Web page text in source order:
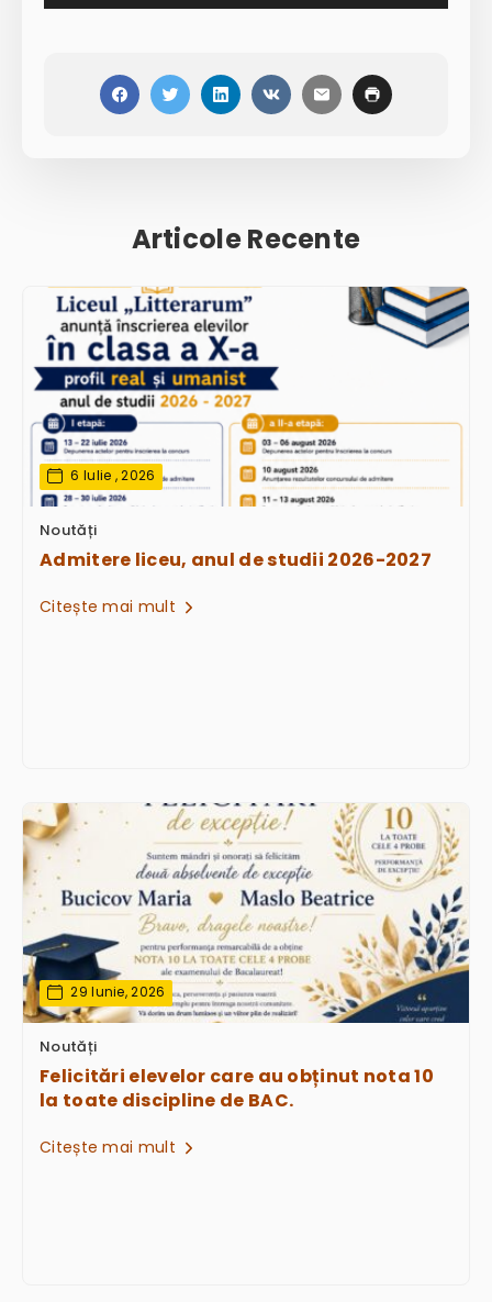
Articole Recente
6 Iulie , 2026
Noutăți
Admitere liceu, anul de studii 2026-2027
Citește mai mult
29 Iunie, 2026
Noutăți
Felicitări elevelor care au obținut nota 10
la toate discipline de BAC.
Citește mai mult